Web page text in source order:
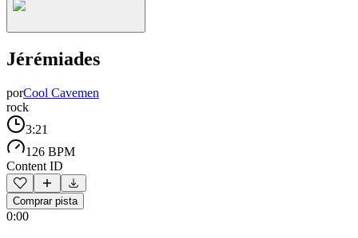
Jérémiades
porCool Cavemen
rock
3:21
126 BPM
Content ID
Comprar pista
0:00